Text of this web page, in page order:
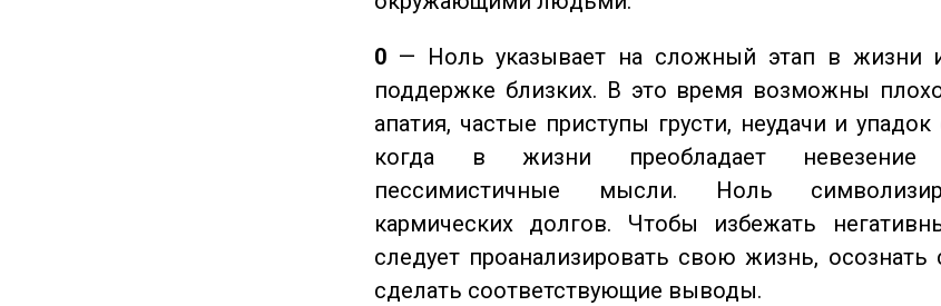
0 — Ноль указывает на сложный этап в жизни
поддержке близких. В это время возможны
апатия, частые приступы грусти, неудачи и
когда в жизни преобладает
пессимистичные мысли. Ноль
кармических долгов. Чтобы избежать
следует проанализировать свою жизнь, осознать
сделать соответствующие выводы.